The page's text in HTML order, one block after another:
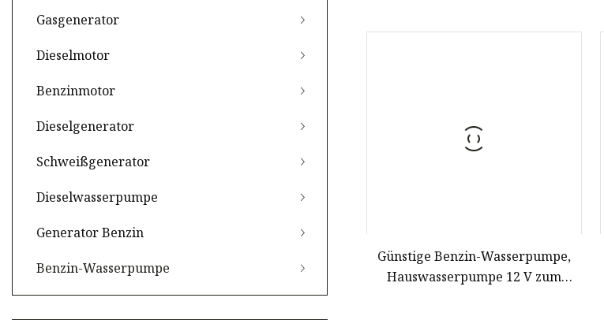
Gasgenerator
Dieselmotor
Benzinmotor
Dieselgenerator
Schweißgenerator
Dieselwasserpumpe
Generator Benzin
Benzin-Wasserpumpe
Günstige Benzin-Wasserpumpe,
Hauswasserpumpe 12 V zum